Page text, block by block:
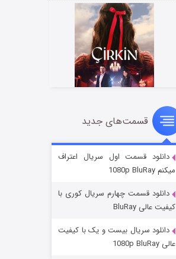
سریال زشت
قسمت۲ (زیرنویس) منتشر شد
قسمت‌های جدید
دانلود قسمت اول سریال اعتراف
میکنم 1080p BluRay
دانلود قسمت چهارم سریال کوری با
کیفیت عالی BluRay
دانلود سریال بیست و یک با کیفیت
عالی 1080p BluRay